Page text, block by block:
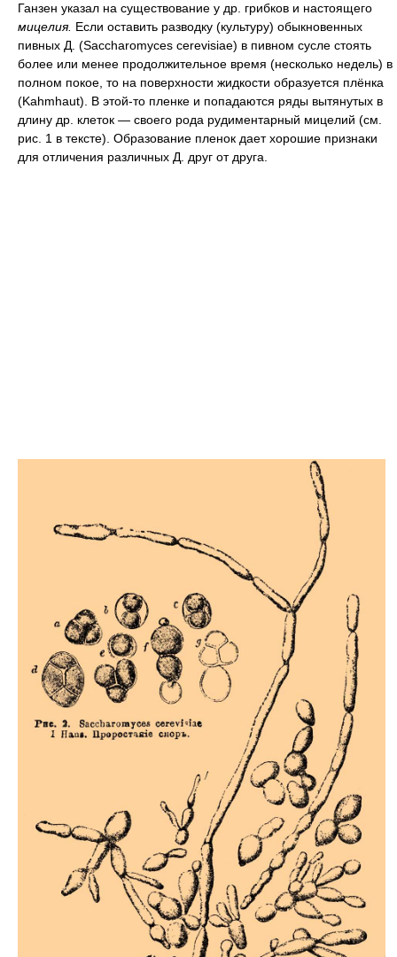
Ганзен указал на существование у др. грибков и настоящего
мицелия. Если оставить разводку (культуру) обыкновенных
пивных Д. (Saccharomyces cerevisiae) в пивном сусле стоять
более или менее продолжительное время (несколько недель) в
полном покое, то на поверхности жидкости образуется плёнка
(Kahmhaut). В этой-то пленке и попадаются ряды вытянутых в
длину др. клеток — своего рода рудиментарный мицелий (см.
рис. 1 в тексте). Образование пленок дает хорошие признаки
для отличения различных Д. друг от друга.